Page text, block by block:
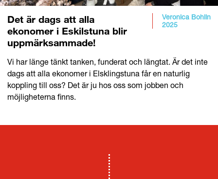
Veronica Bohlin
2025
Det är dags att alla
ekonomer i Eskilstuna blir
uppmärksammade!
Vi har länge tänkt tanken, funderat och längtat. Är det inte
dags att alla ekonomer i Elsklingstuna får en naturlig
koppling till oss? Det är ju hos oss som jobben och
möjligheterna finns.